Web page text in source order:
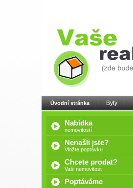
Úvodní stránka Byty
Nabídka
nemovitostí
Nenašli jste?
Vložte poptávku
Chcete prodat?
Vaši nemovitost
Poptáváme